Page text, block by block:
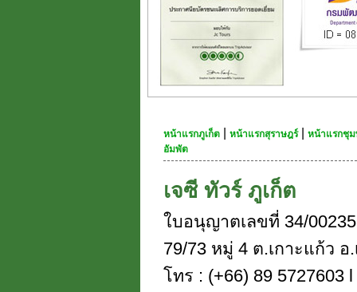
หน้าแรกภูเก็ต หน้าแรกสุราษฎร์|
หน้าแรกชุม
อัมพัต
เจซี ทัวร์ ภูเก็ต
ใบอนุญาตเลขที่ 34/
79/73 หมู่ 4 ต.เกาะแก้ว อ
โทร : (+66) 89 5727603